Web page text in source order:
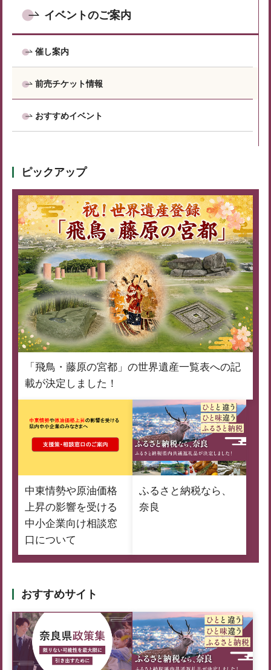
イベントのご案内
催し案内
前売チケット情報
おすすめイベント
ピックアップ
「飛鳥・藤原の宮都」の世界遺産一覧表への記
載が決定しました！
中東情勢や原油価格
上昇の影響を受ける
中小企業向け相談窓
口について
ふるさと納税なら、
奈良
おすすめサイト